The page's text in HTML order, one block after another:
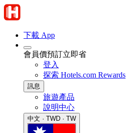
下載 App
會員價預訂立即省
登入
探索 Hotels.com Rewards
訊息
旅遊產品
說明中心
中文 · TWD · TW